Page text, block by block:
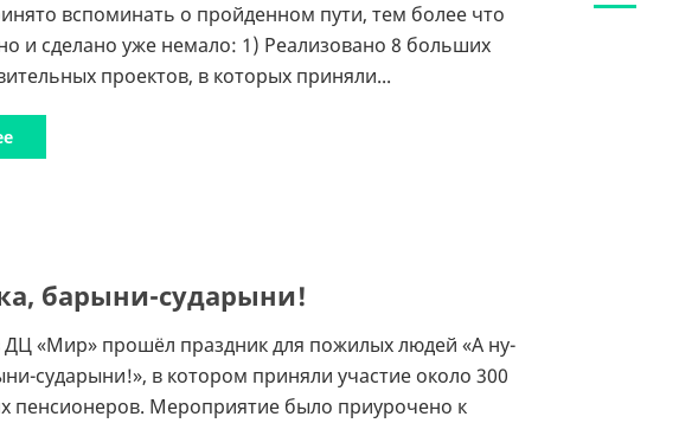
вспоминать о пройденном пути, тем более что
и сделано уже немало: 1) Реализовано 8 больших
проектов, в которых приняли...
барыни-сударыни!
ДЦ «Мир» прошёл праздник для пожилых людей «А ну-
сударыни!», в котором приняли участие около 300
пенсионеров. Мероприятие было приурочено к